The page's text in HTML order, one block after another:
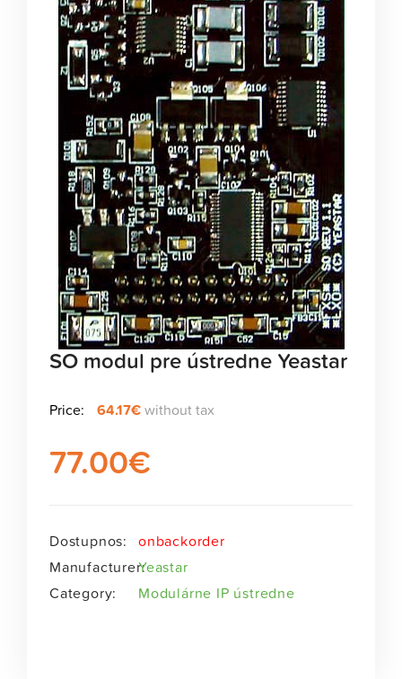
SO modul pre ústredne Yeastar
Price: 64.17€without tax
77.00€
Dostupnos: onbackorder
Manufacturer:Yeastar
Category:
Modulárne IP ústredne